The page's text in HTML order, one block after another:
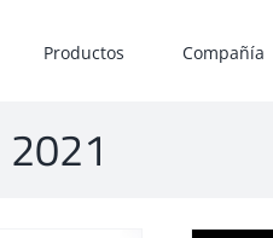
Productos Compañía
2021